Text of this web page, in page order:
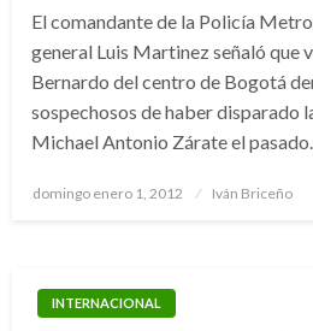
El comandante de la Policía
general Luis Martinez señaló que
Bernardo del centro de Bogotá
sospechosos de haber disparado
Michael Antonio Zárate el pasado…
Publicado
domingo enero 1, 2012 Iván Briceño
INTERNACIONAL